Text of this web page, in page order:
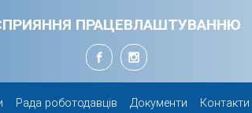
СПРИЯННЯ ПРАЦЕВЛАШТУВАННЮ
Рада роботодавців Документи Контакти